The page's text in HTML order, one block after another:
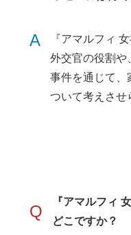
A
『アマルフィ
外交官の役割や
事件を通じて、
ついて考えさせ
Q
『アマルフィ
どこですか？